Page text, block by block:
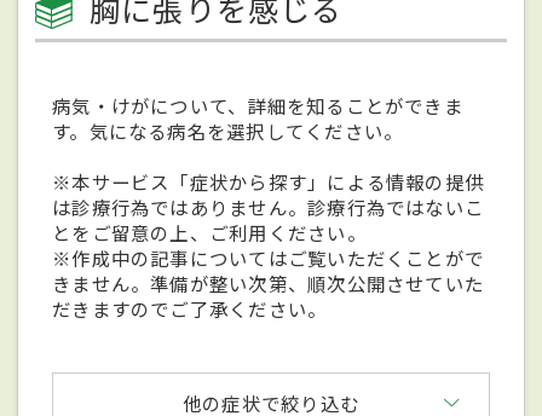
病気・けがについて、詳細を知ることができま
す。気になる病名を選択してください。
※本サービス「症状から探す」による情報の提供
は診療行為ではありません。診療行為ではないこ
とをご留意の上、ご利用ください。
※作成中の記事についてはご覧いただくことがで
きません。準備が整い次第、順次公開させていた
だきますのでご了承ください。
他の症状で絞り込む